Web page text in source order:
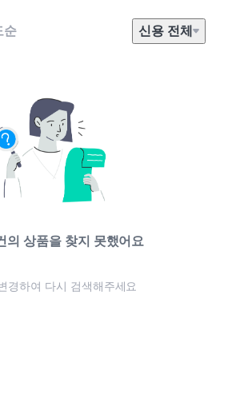
순 신용 전체
의 상품을 찾지 못했어요
경하여 다시 검색해주세요